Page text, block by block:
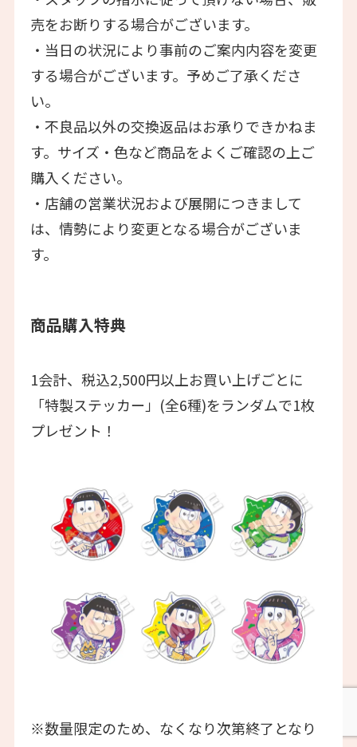
売をお断りする場合がございます。
・当日の状況により事前のご案内内容を変更
する場合がございます。予めご了承くださ
い。
・不良品以外の交換返品はお承りできかねま
す。サイズ・色など商品をよくご確認の上ご
購入ください。
・店舗の営業状況および展開につきまして
は、情勢により変更となる場合がございま
す。
商品購入特典
1会計、税込2,500円以上お買い上げごとに
「特製ステッカー」(全6種)をランダムで1枚
プレゼント！
※数量限定のため、なくなり次第終了となり